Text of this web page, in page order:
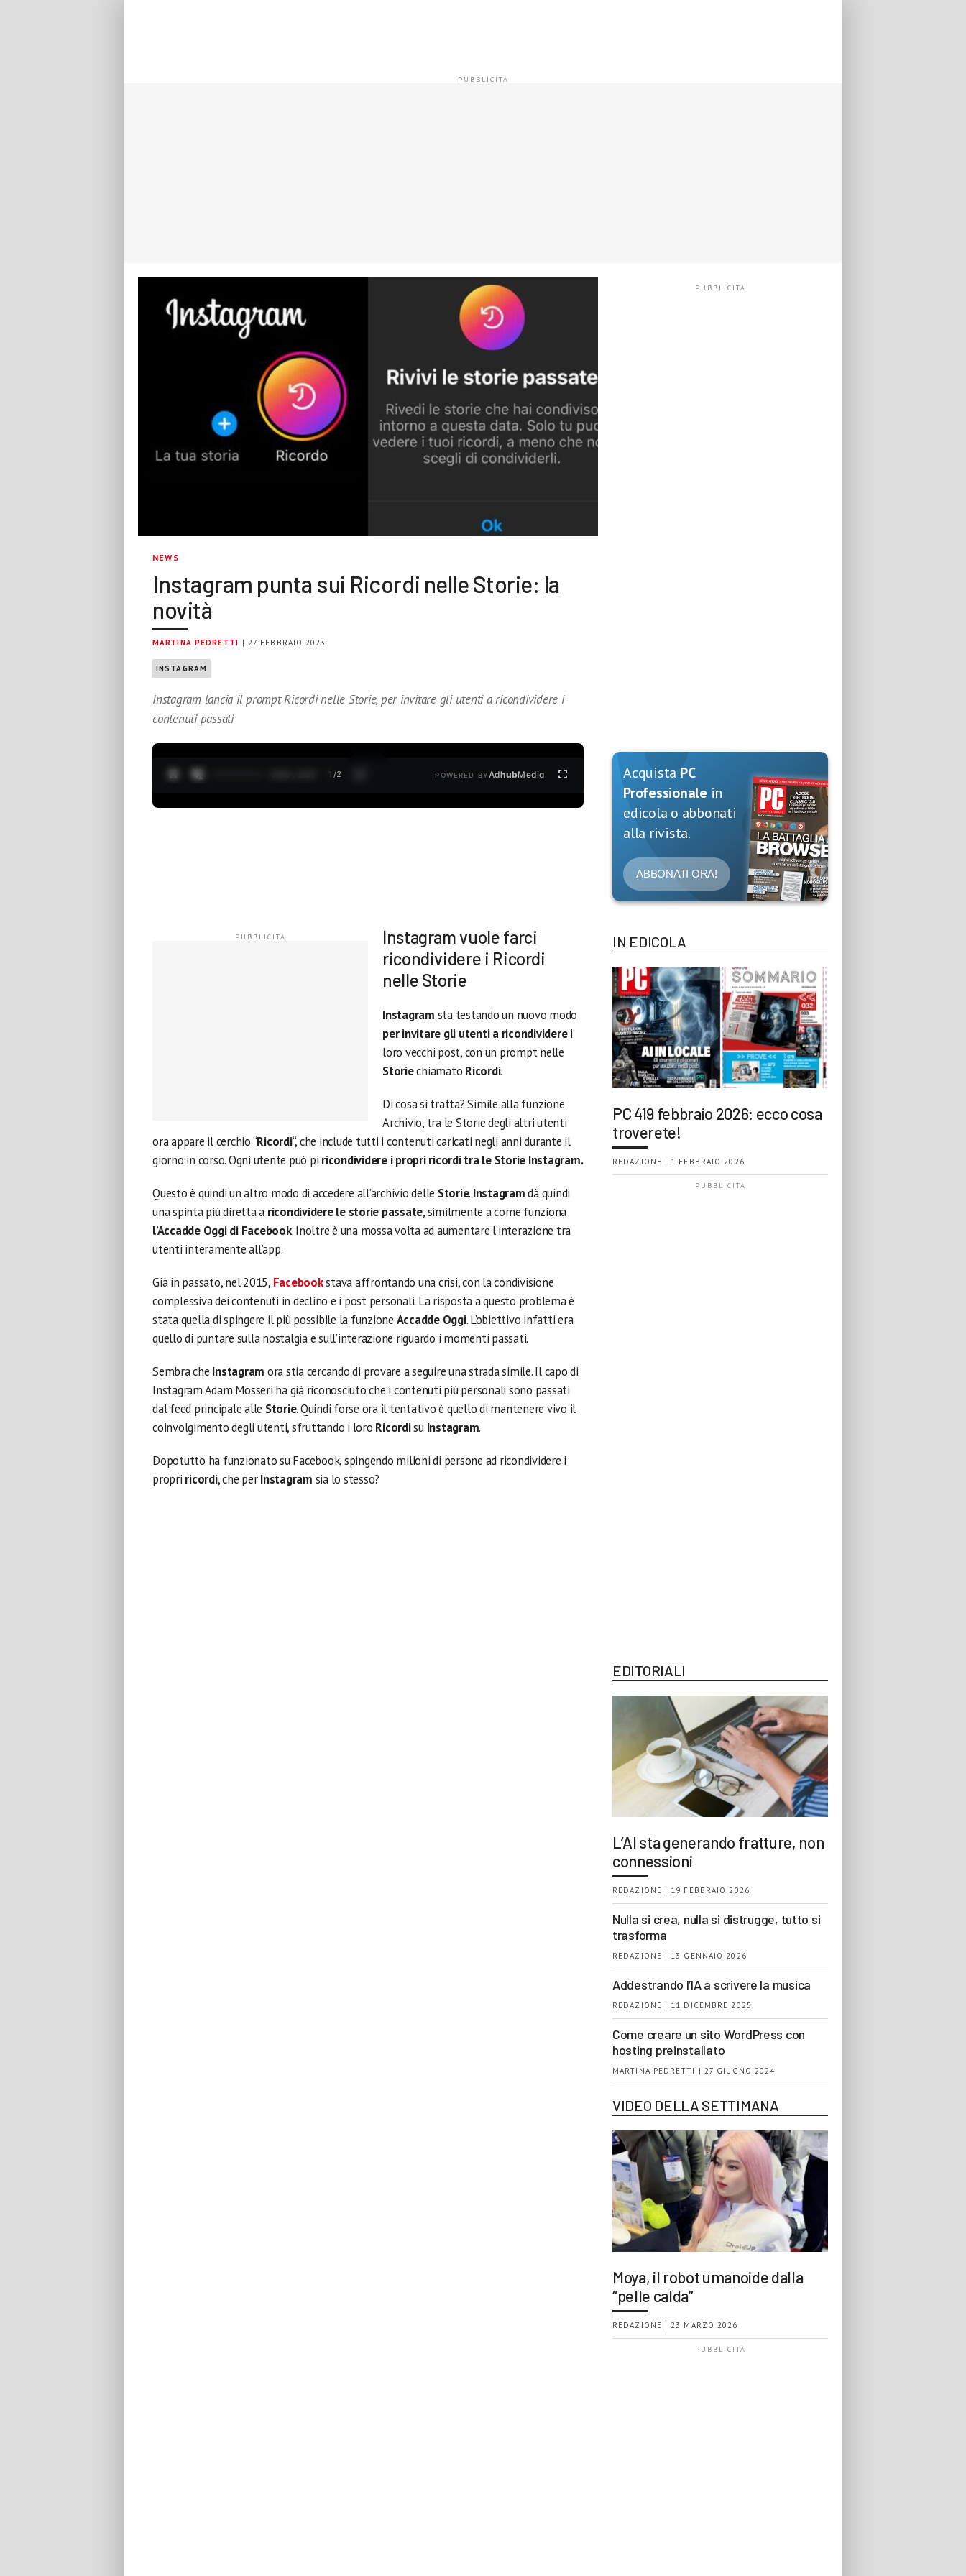
NEWS
Instagram punta sui Ricordi nelle Storie: la
novità
MARTINA PEDRETTI | 27 FEBBRAIO 2023
INSTAGRAM
Instagram lancia il prompt Ricordi nelle Storie, per invitare gli utenti a ricondividere i
contenuti passati
1 /2 POWERED BYAdhubMedia
Instagram vuole farci
ricondividere i Ricordi
nelle Storie
Instagram sta testando un nuovo modo
per invitare gli utenti a ricondividerei
loro vecchi post, con un prompt nelle
Storiechiamato Ricordi.
Di cosa si tratta? Simile alla funzione
Archivio, tra le Storie degli altri utenti
ora appare il cerchio “Ricordi“, che include tutti i contenuti caricati negli anni durante il
giorno in corso. Ogni utente può pi ricondividere i propri ricordi tra le Storie Instagram.
Questo è quindi un altro modo di accedere all’archivio delle Storie. Instagramdà quindi
una spinta più diretta a ricondividere le storie passate, similmente a come funziona
l’Accadde Oggi di Facebook. Inoltre è una mossa volta ad aumentare l’interazione tra
utenti interamente all’app.
Già in passato, nel 2015, Facebookstava affrontando una crisi, con la condivisione
complessiva dei contenuti in declino e i post personali. La risposta a questo problema è
stata quella di spingere il più possibile la funzione Accadde Oggi. L’obiettivo infatti era
quello di puntare sulla nostalgia e sull’interazione riguardo i momenti passati.
Sembra che Instagram ora stia cercando di provare a seguire una strada simile. Il capo di
Instagram Adam Mosseri ha già riconosciuto che i contenuti più personali sono passati
dal feed principale alle Storie. Quindi forse ora il tentativo è quello di mantenere vivo il
coinvolgimento degli utenti, sfruttando i loro Ricordisu Instagram.
Dopotutto ha funzionato su Facebook, spingendo milioni di persone ad ricondividere i
propri ricordi, che perInstagram sia lo stesso?
Acquista PC
Professionale in
edicola o abbonati
alla rivista.
ABBONATI ORA!
IN EDICOLA
PC 419 febbraio 2026: ecco cosa
troverete!
REDAZIONE | 1 FEBBRAIO 2026
EDITORIALI
L’AI sta generando fratture, non
connessioni
REDAZIONE | 19 FEBBRAIO 2026
Nulla si crea, nulla si distrugge, tutto si
trasforma
REDAZIONE | 13 GENNAIO 2026
Addestrando l’IA a scrivere la musica
REDAZIONE | 11 DICEMBRE 2025
Come creare un sito WordPress con
hosting preinstallato
MARTINA PEDRETTI | 27 GIUGNO 2024
VIDEO DELLA SETTIMANA
Moya, il robot umanoide dalla
“pelle calda”
REDAZIONE | 23 MARZO 2026